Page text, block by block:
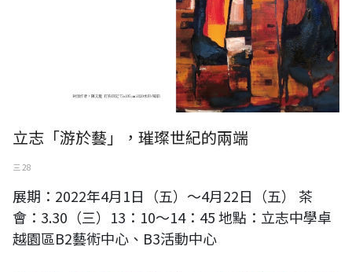
立志「游於藝」，璀璨世紀的兩端
三 28
展期：2022年4月1日（五）～4月22日（五） 茶
會：3.30（三）13：10～14：45 地點：立志中學卓
越園區B2藝術中心、B3活動中心